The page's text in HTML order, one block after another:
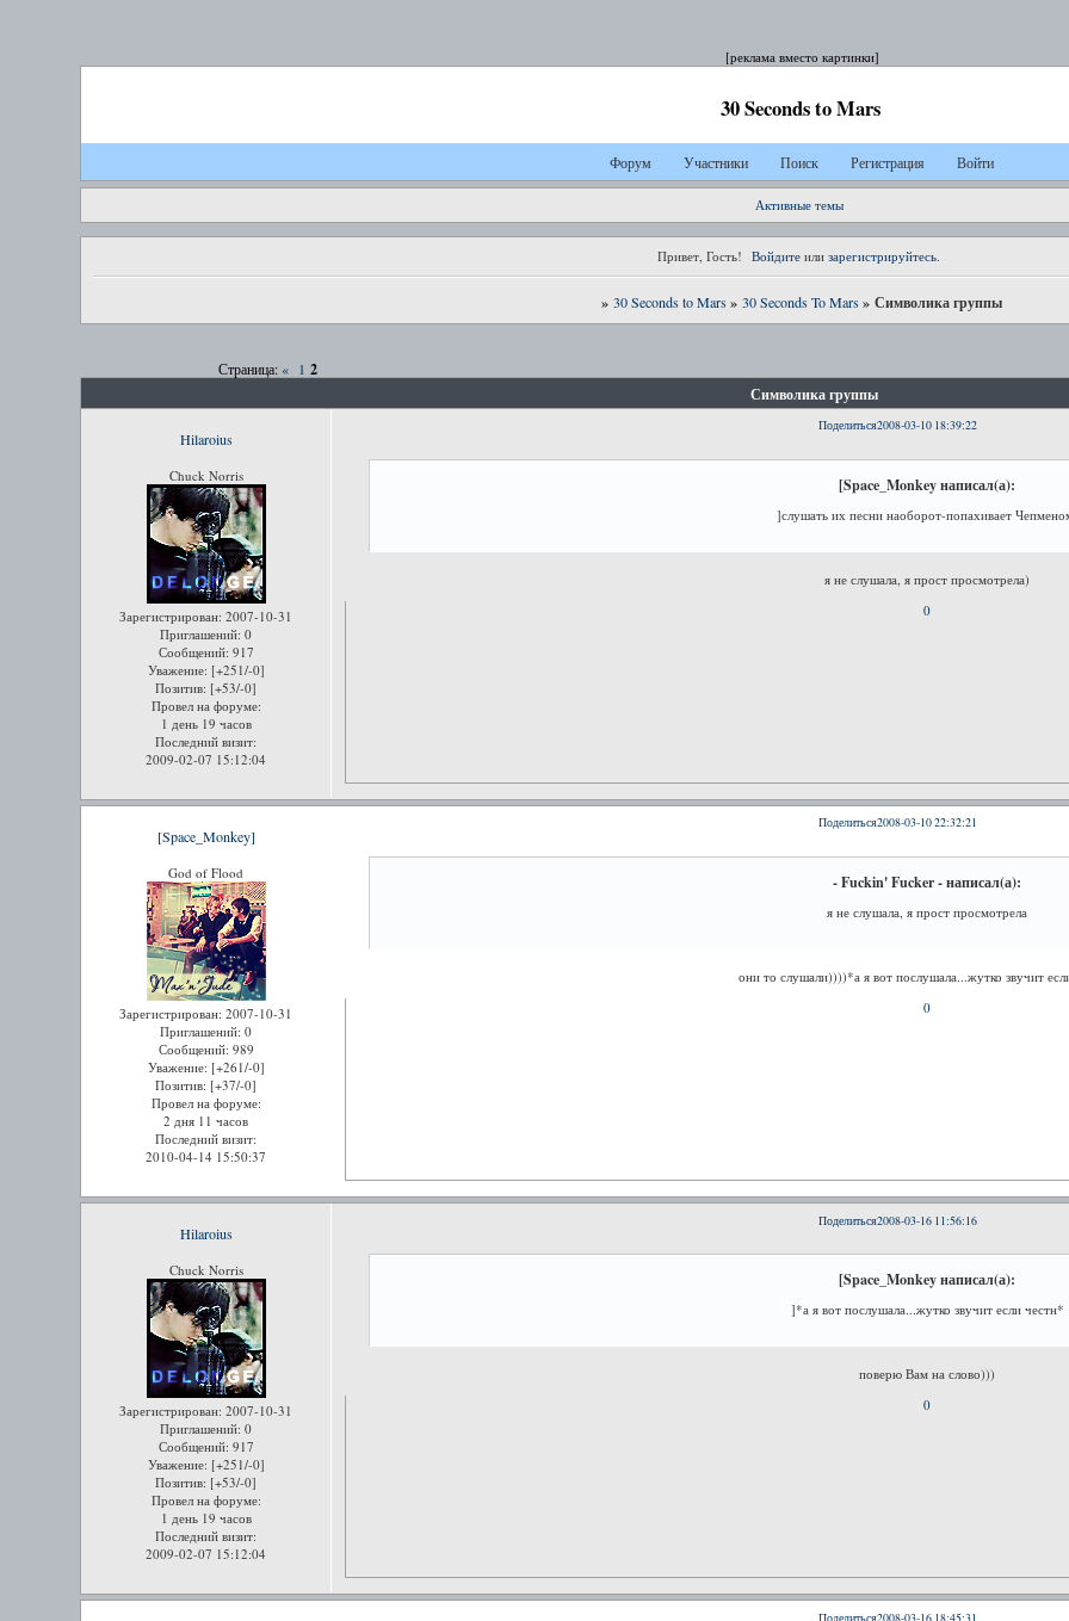
[реклама вместо картинки]
30 Seconds to Mars
Форум Участники Поиск Регистрация Войти
Активные темы
Привет, Гость! Войдите или зарегистрируйтесь.
» 30 Seconds to Mars» 30 Seconds To Mars» Символика группы
Символика группы
Страница: « 1 2
Поделиться2008-03-10 18:39:22
Hilaroius
Chuck Norris
Зарегистрирован: 2007-10-31
Приглашений: 0
Сообщений: 917
Уважение: [+251/-0]
Позитив: [+53/-0]
Провел на форуме:
1 день 19 часов
Последний визит:
2009-02-07 15:12:04
[Space_Monkey написал(а):
]слушать их песни наоборот-попахивает
я не слушала, я прост просмотрела)
0
Поделиться2008-03-10 22:32:21
[Space_Monkey]
God of Flood
Зарегистрирован: 2007-10-31
Приглашений: 0
Сообщений: 989
Уважение: [+261/-0]
Позитив: [+37/-0]
Провел на форуме:
2 дня 11 часов
Последний визит:
2010-04-14 15:50:37
- Fuckin' Fucker - написал(а):
я не слушала, я прост просмотрела
они то слушали))))*а я вот послушала...жутко звучит
0
Поделиться2008-03-16 11:56:16
Hilaroius
Chuck Norris
Зарегистрирован: 2007-10-31
Приглашений: 0
Сообщений: 917
Уважение: [+251/-0]
Позитив: [+53/-0]
Провел на форуме:
1 день 19 часов
Последний визит:
2009-02-07 15:12:04
[Space_Monkey написал(а):
]*а я вот послушала...жутко звучит если честн*
поверю Вам на слово)))
0
Поделиться2008-03-16 18:45:31